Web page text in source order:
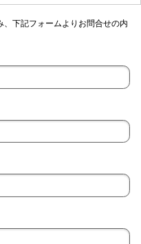
、下記フォームよりお問合せの内